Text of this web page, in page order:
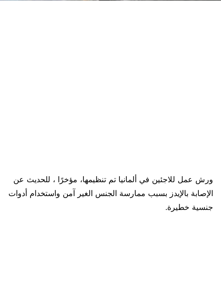
ورش عمل للاجئين في ألمانيا تم تنظيمها، مؤخرًا ، للحديث عن
الإصابة بالإيدز بسبب ممارسة الجنس الغير آمن واستخدام أدوات
جنسية خطيرة.